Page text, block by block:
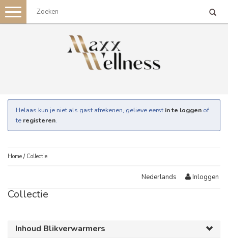
Toggle
navigation
Helaas kun je niet als gast afrekenen, gelieve eerst in te loggen of
te registeren.
Home / Collectie
Nederlands Inloggen
Collectie
Inhoud Blikverwarmers